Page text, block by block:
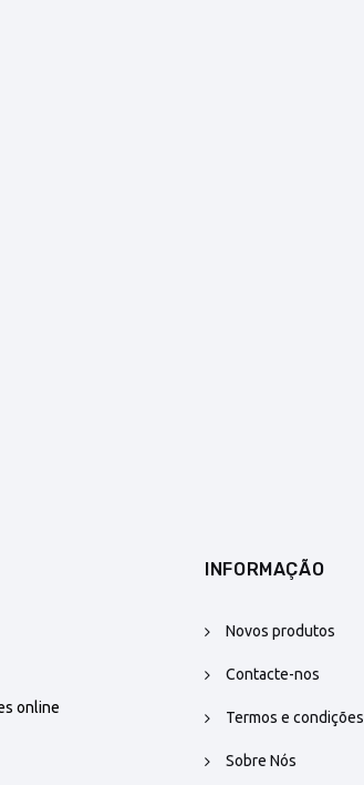
online
INFORMAÇÃO
Novos produtos
Contacte-nos
Termos e condições
Sobre Nós